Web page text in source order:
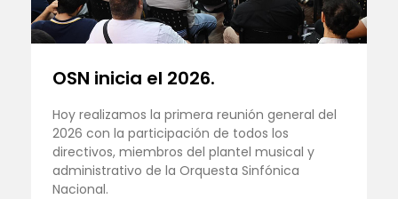
OSN inicia el 2026.
Hoy realizamos la primera reunión general del
2026 con la participación de todos los
directivos, miembros del plantel musical y
administrativo de la Orquesta Sinfónica
Nacional.